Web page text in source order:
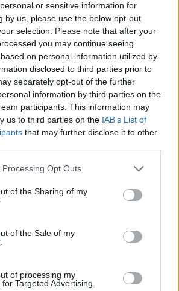
or sensitive information for
by us, please use the below opt-out
selection. Please note that after your
you may continue seeing
on personal information utilized by
disclosed to third parties prior to
separately opt-out of the further
information by third parties on the
participants. This information may
us to third parties on the IAB’s List of
that may further disclose it to other
Opt Outs
of the Sharing of my
of the Sale of my
of processing my
Targeted Advertising.
Antygony może być na
tytułowa bohaterka dramatu
która w historii literatury
jako morderczyni, która za
władzy i bogactwa jest w
życia własną siostrę. Balladyna
nieodpowiedzialna, arogancka i
co zrodziło w niej
przez lata, aż w końcu
jakichkolwiek hamulców
z Balladyny bezwzględną